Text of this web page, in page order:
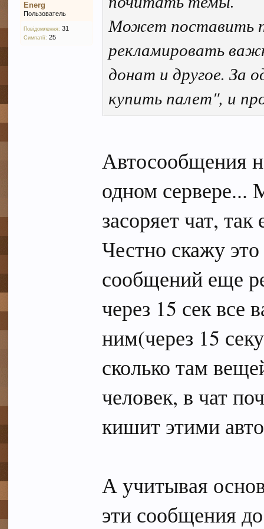
Energ
Пользователь
Повідомлення: 31
Симпатії: 25
Может поставить
рекламировать
донат и другое. За
купить палет", и
Автосообщения
одном сервере...
засоряет чат,
Честно скажу
сообщений еще
через 15 сек все
ним(через 15
сколько там
человек, в чат
кишит этими
А учитывая
эти сообщения